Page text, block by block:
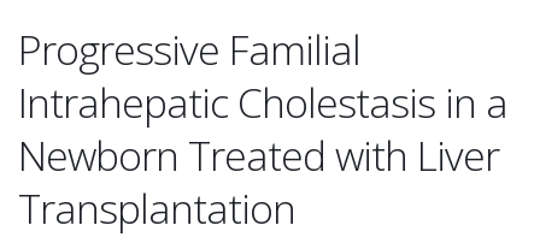
Progressive Familial
Intrahepatic Cholestasis in a
Newborn Treated with Liver
Transplantation